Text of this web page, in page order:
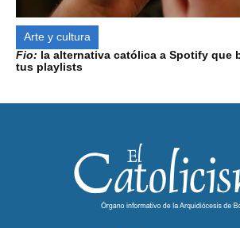
Arte y cultura
Fio: la alternativa católica a Spotify que
tus playlists